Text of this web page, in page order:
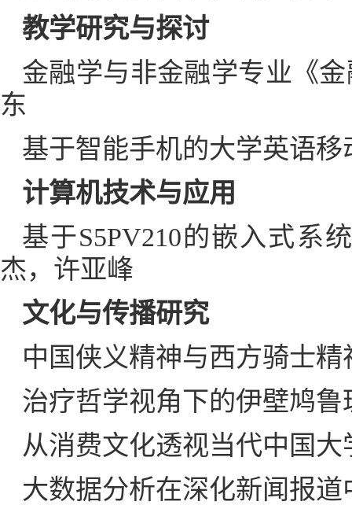
教学研究与探讨
金融学与非金融学专业《
东
基于智能手机的大学英语
计算机技术与应用
基于S5PV210的嵌入式系
杰，许亚峰
文化与传播研究
中国侠义精神与西方骑士
治疗哲学视角下的伊壁鸠
从消费文化透视当代中国
大数据分析在深化新闻报